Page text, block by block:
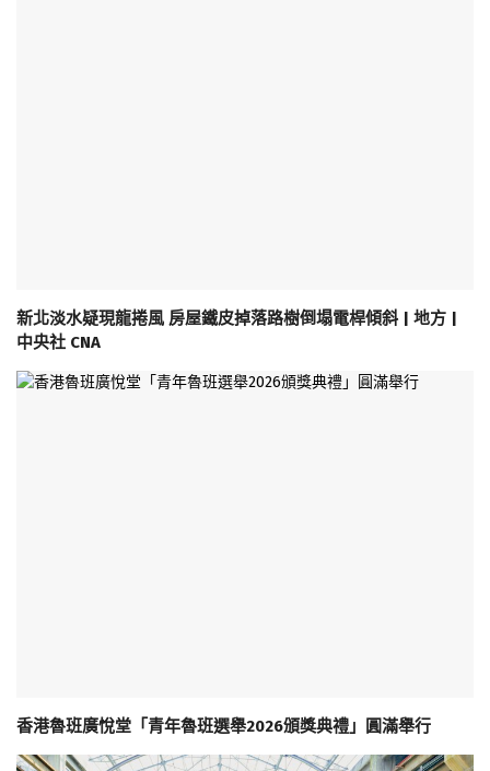
新北淡水疑現龍捲風 房屋鐵皮掉落路樹倒塌電桿傾斜 | 地方 |
中央社 CNA
香港魯班廣悅堂「青年魯班選舉2026頒獎典禮」圓滿舉行